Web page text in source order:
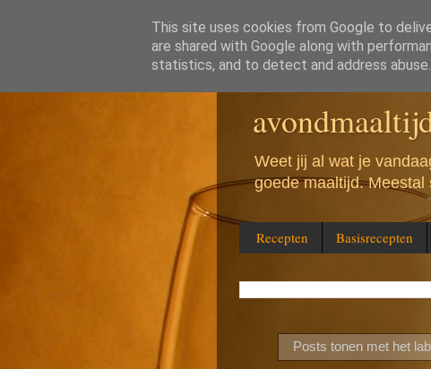
Wat eten we
Weet jij al wat je
goede maaltijd.
Recepten Basisrecepten
Posts tonen met het
This site uses cookies from Google to
are shared with Google along with
statistics, and to detect and address abuse.